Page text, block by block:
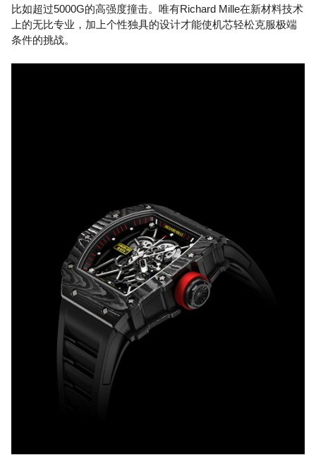
比如超过5000G的高强度撞击。唯有Richard Mille在新材料技术
上的无比专业，加上个性独具的设计才能使机芯轻松克服极端
条件的挑战。